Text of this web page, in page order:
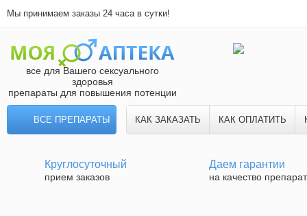
Мы принимаем заказы 24 часа в сутки!
все для Вашего сексуального
здоровья
препараты для повышения потенции
ВСЕ ПРЕПАРАТЫ КАК ЗАКАЗАТЬ КАК ОПЛАТИТЬ
Круглосуточный
прием заказов
Даем гарантии
на качество